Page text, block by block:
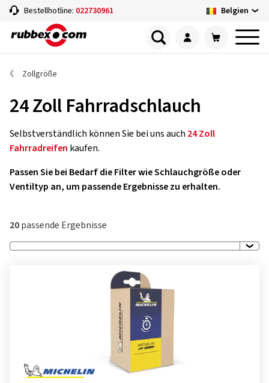
Bestellhotline: 022730961 Belgien
Zollgröße
24 Zoll Fahrradschlauch
Selbstverständlich können Sie bei uns auch 24 Zoll
Fahrradreifen kaufen.
Passen Sie bei Bedarf die Filter wie Schlauchgröße oder
Ventiltyp an, um passende Ergebnisse zu erhalten.
20passende Ergebnisse